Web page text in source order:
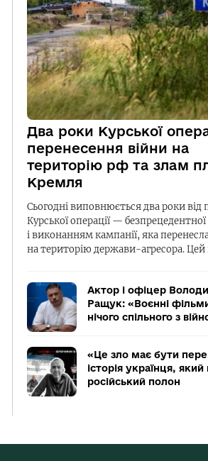
Два роки Курської
перенесення війни на
територію рф та злам
Кремля
Сьогодні виповнюється два роки від
Курської операції —
і виконанням кампанії, яка перенесла
на територію держави-агресора. Цей
Актор і офіцер
Ращук: «Воєнні
нічого спільного з
«Це зло має бути
історія українця,
російський полон